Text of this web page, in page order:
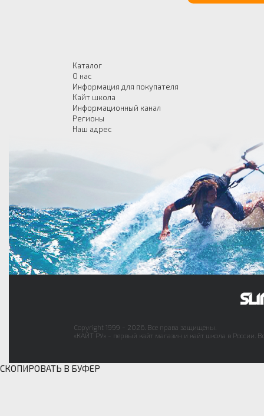
Каталог
О нас
Информация для покупателя
Кайт школа
Информационный канал
Регионы
Наш адрес
Copyright 1999 - 2026. Все права защищены.
«КАЙТ РУ» - первый кайт магазин и кайт школа в России.
СКОПИРОВАТЬ В БУФЕР